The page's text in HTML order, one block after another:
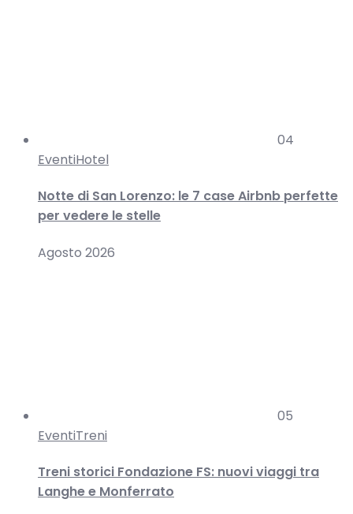
04
EventiHotel
Notte di San Lorenzo: le 7 case Airbnb perfette
per vedere le stelle
Agosto 2026
05
EventiTreni
Treni storici Fondazione FS: nuovi viaggi tra
Langhe e Monferrato